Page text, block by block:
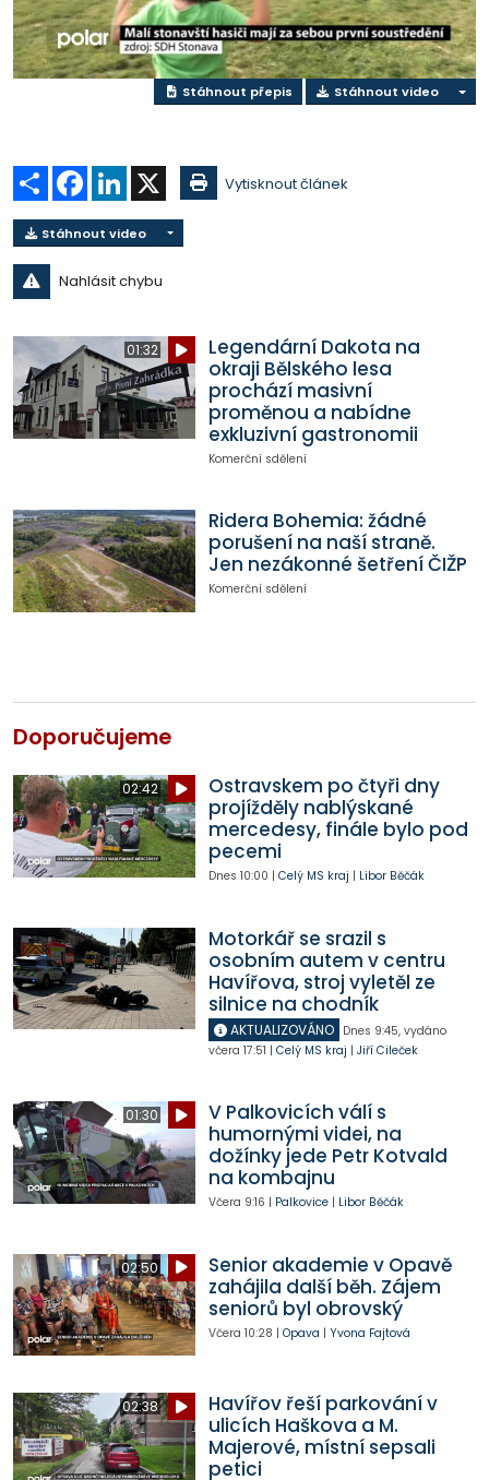
video
Stáhnout přepis Stáhnout video
Sdílet Facebook
LinkedIn Vytisknout článek
Stáhnout video
Nahlásit chybu
01:32
Legendární Dakota na
okraji Bělského lesa
prochází masivní
proměnou a nabídne
exkluzivní gastronomii
Komerční sdělení
Ridera Bohemia: žádné
porušení na naší straně.
Jen nezákonné šetření ČIŽP
Komerční sdělení
Doporučujeme
02:42
Ostravskem po čtyři dny
projížděly nablýskané
mercedesy, finále bylo pod
pecemi
Dnes 10:00 | Celý MS kraj | Libor Běčák
Motorkář se srazil s
osobním autem v centru
Havířova, stroj vyletěl ze
silnice na chodník
AKTUALIZOVÁNO Dnes 9:45, vydáno
včera 17:51 | Celý MS kraj | Jiří Cileček
01:30
V Palkovicích válí s
humornými videi, na
dožínky jede Petr Kotvald
na kombajnu
Včera 9:16 | Palkovice| Libor Běčák
02:50
Senior akademie v Opavě
zahájila další běh. Zájem
seniorů byl obrovský
Včera 10:28 | Opava | Yvona Fajtová
02:38
Havířov řeší parkování v
ulicích Haškova a M.
Majerové, místní sepsali
petici